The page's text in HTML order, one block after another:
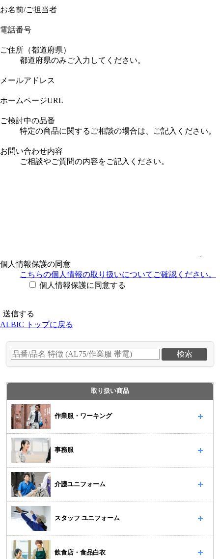
お名前/ご担当者
電話番号
ご住所（都道府県）
都道府県のみご入力してください。
メールアドレス
ホームページURL
ご検討中の品番
特定の商品に関するご相談の場合は、ご記入ください。
お問い合わせ内容
ご相談やご質問の内容をご記入ください。
個人情報保護の同意
こちらの個人情報の取り扱いについてご確認ください。
個人情報保護に同意する
ALBIC トップに戻る
取り扱い商品
作業服・ワーキング
事務服
介護ユニフォーム
スタッフ ユニフォーム
飲食店・食品白衣